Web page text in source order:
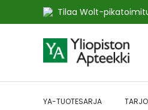
Tilaa Wolt-
to
Content
YA-TUOTESARJA